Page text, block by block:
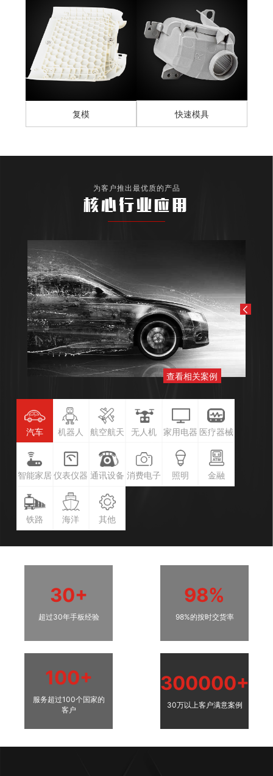
复模 快速模具
为客户推出最优质的产品
核心行业应用
查看相关案例
汽车 机器人 航空航天 无人机 家用电器 医疗器械
智能家居 仪表仪器 通讯设备 消费电子 照明 金融
铁路 海洋 其他
30+
超过30年手板经验
98%
98%的按时交货率
100+
服务超过100个国家的
客户
300000+
30万以上客户满意案例